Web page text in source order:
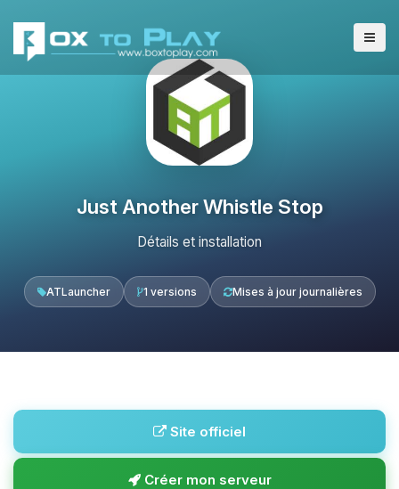
Just Another Whistle Stop
Détails et installation
ATLauncher 1 versions Mises à jour journalières
Site officiel
Créer mon serveur